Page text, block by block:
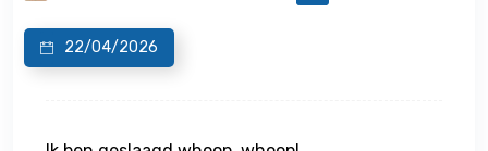
22/04/2026